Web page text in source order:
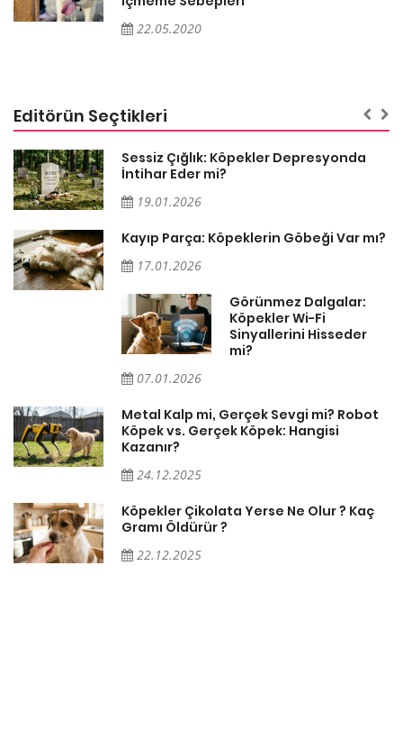
22.05.2020
Editörün Seçtikleri
Sessiz Çığlık: Köpekler Depresyonda
İntihar Eder mi?
19.01.2026
Kayıp Parça: Köpeklerin Göbeği Var mı?
17.01.2026
Görünmez Dalgalar:
Köpekler Wi-Fi
Sinyallerini Hisseder
mi?
07.01.2026
Metal Kalp mi, Gerçek Sevgi mi? Robot
Köpek vs. Gerçek Köpek: Hangisi
Kazanır?
24.12.2025
Köpekler Çikolata Yerse Ne Olur ? Kaç
Gramı Öldürür ?
22.12.2025